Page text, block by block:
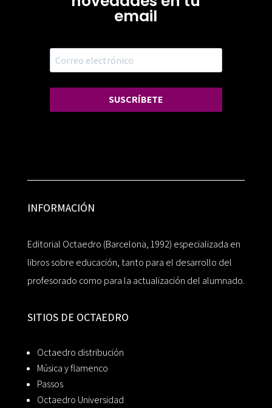
email
SUSCRÍBETE
INFORMACIÓN
Editorial Octaedro (Barcelona, 1992) especializada en
libros sobre educación, tanto para el desarrollo del
profesorado como para la actualización del alumnado.
SITIOS DE OCTAEDRO
Octaedro distribución
Música y flamenco
Passos
Octaedro Universidad